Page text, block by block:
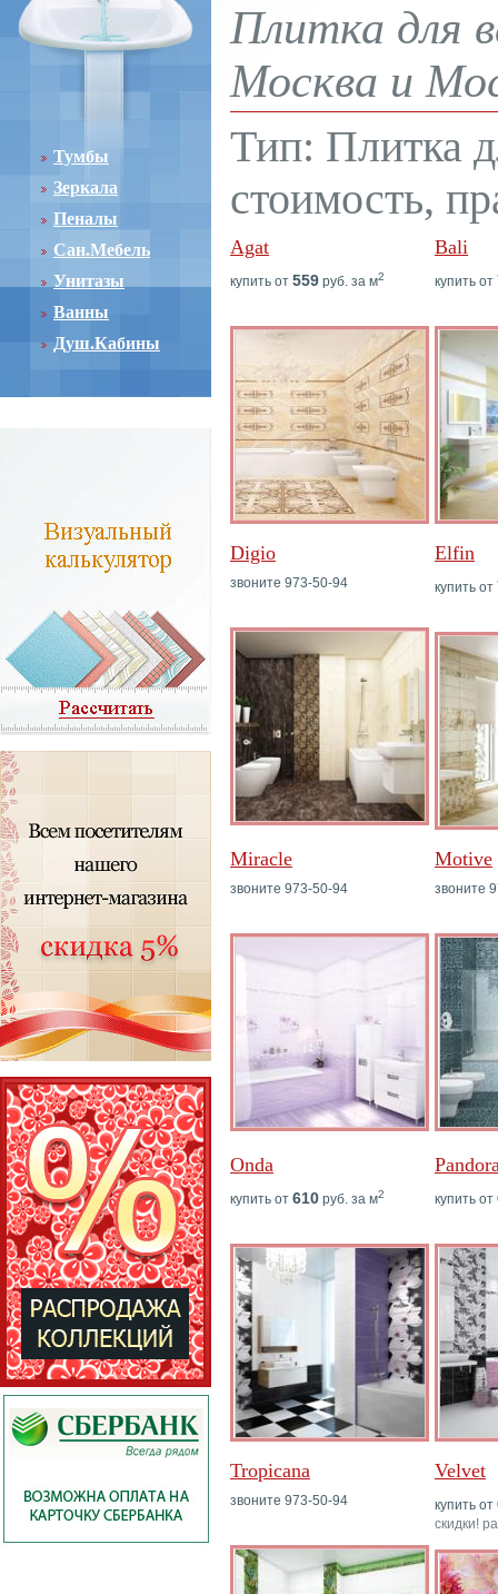
Тумбы
Зеркала
Пеналы
Сан.Мебель
Унитазы
Ванны
Душ.Кабины
Плитка для
Москва и
Тип: Плитка
стоимость,
Agat
купить от 559 руб. за м2
Bali
купить от
Digio
звоните 973-50-94
Elfin
купить от
Miracle
звоните 973-50-94
Motive
звоните
Onda
купить от 610 руб. за м2 купить от
Tropicana
звоните 973-50-94
Velvet
купить от
скидки!